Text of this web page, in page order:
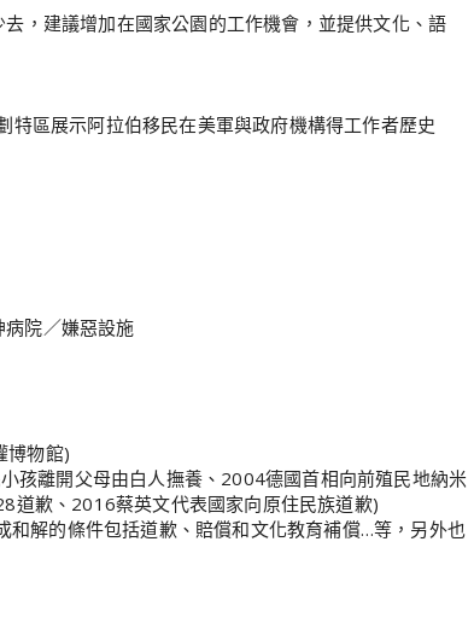
，建議增加在國家公園的工作機會，並提供文化、語
區展示阿拉伯移民在美軍與政府機構得工作者歷史
院／嫌惡設施
博物館)
孩離開父母由白人撫養、2004德國首相向前殖民地納米
道歉、2016蔡英文代表國家向原住民族道歉)
和解的條件包括道歉、賠償和文化教育補償…等，另外也